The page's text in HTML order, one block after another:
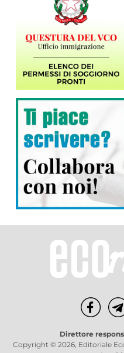
Direttore
Copyright © 2026, Editoriale